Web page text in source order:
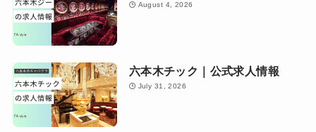
August 4, 2026
六本木チック｜公式求人情報
July 31, 2026